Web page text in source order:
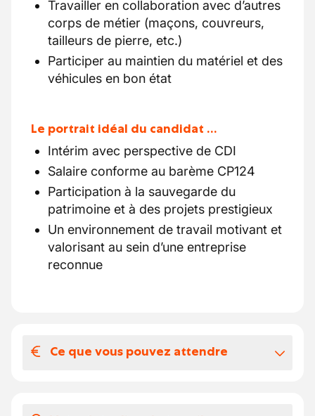
Travailler en collaboration avec d’autres
corps de métier (maçons, couvreurs,
tailleurs de pierre, etc.)
Participer au maintien du matériel et des
véhicules en bon état
Le portrait idéal du candidat …
Intérim avec perspective de CDI
Salaire conforme au barème CP124
Participation à la sauvegarde du
patrimoine et à des projets prestigieux
Un environnement de travail motivant et
valorisant au sein d’une entreprise
reconnue
Ce que vous pouvez attendre